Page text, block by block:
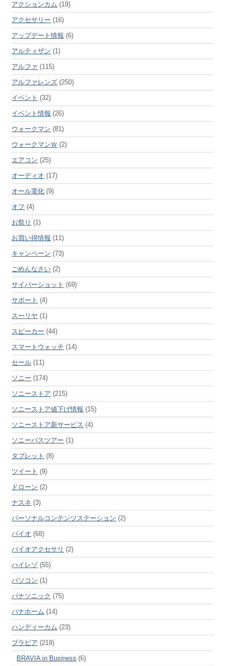
アクションカム (19)
アクセサリー (16)
アップデート情報 (6)
アルティザン (1)
アルファ (115)
アルファレンズ (250)
イベント (32)
イベント情報 (26)
ウォークマン (81)
ウォークマンＷ (2)
エアコン (25)
オーディオ (17)
オール電化 (9)
オフ (4)
お祭り (1)
お買い得情報 (11)
キャンペーン (73)
ごめんなさい (2)
サイバーショット (69)
サポート (4)
スーリヤ (1)
スピーカー (44)
スマートウォッチ (14)
セール (11)
ソニー (174)
ソニーストア (215)
ソニーストア値下げ情報 (15)
ソニーストア新サービス (4)
ソニーバスツアー (1)
タブレット (8)
ツイート (9)
ドローン (2)
ナスネ (3)
パーソナルコンテンツステーション (2)
バイオ (68)
バイオアクセサリ (2)
ハイレゾ(55)
パソコン (1)
パナソニック (75)
パナホーム (14)
ハンディーカム (23)
ブラビア (219)
BRAVIA in Business (6)